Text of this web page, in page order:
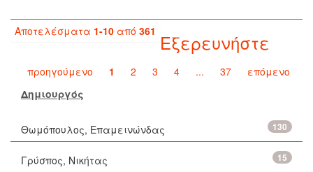
Αποτελέσματα 1-10 από 361
προηγούμενο 1 2 3 4 ... 37 επόμενο
Εξερευνήστε
Δημιουργός
130
Θωμόπουλος, Επαμεινώνδας
15
Γρύσπος, Νικήτας